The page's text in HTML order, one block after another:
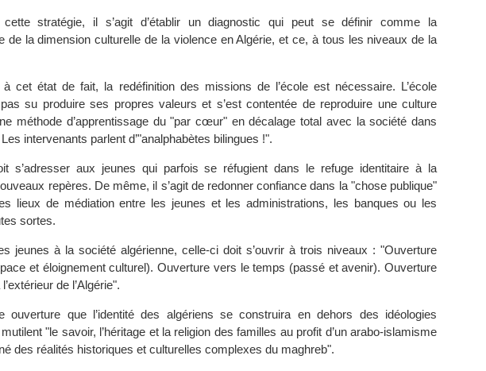
cette stratégie, il s’agit d’établir un diagnostic qui peut se définir comme la
de la dimension culturelle de la violence en Algérie, et ce, à tous les niveaux de la
à cet état de fait, la redéfinition des missions de l’école est nécessaire. L’école
pas su produire ses propres valeurs et s’est contentée de reproduire une culture
méthode d’apprentissage du "par cœur" en décalage total avec la société dans
intervenants parlent d’"analphabètes bilingues !".
s’adresser aux jeunes qui parfois se réfugient dans le refuge identitaire à la
repères. De même, il s’agit de redonner confiance dans la "chose publique"
lieux de médiation entre les jeunes et les administrations, les banques ou les
sortes.
jeunes à la société algérienne, celle-ci doit s’ouvrir à trois niveaux : "Ouverture
et éloignement culturel). Ouverture vers le temps (passé et avenir). Ouverture
de l’Algérie".
ouverture que l’identité des algériens se construira en dehors des idéologies
"le savoir, l’héritage et la religion des familles au profit d’un arabo-islamisme
des réalités historiques et culturelles complexes du maghreb".